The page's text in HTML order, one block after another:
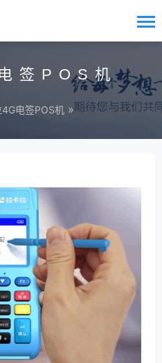
签POS机
电签POS机»